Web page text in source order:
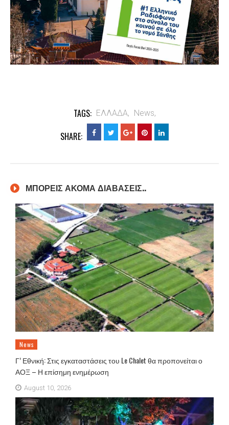
TAGS: ΕΛΛΑΔΑ, News,
SHARE:
ΜΠΟΡΕΙΣ ΑΚΟΜΑ ΔΙΑΒΑΣΕΙΣ..
News
Γ’ Εθνική: Στις εγκαταστάσεις του Le Chalet θα προπονείται ο
ΑΟΞ – Η επίσημη ενημέρωση
August 10, 2026